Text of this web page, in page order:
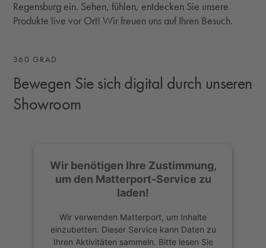
Regensburg ein. Sehen, fühlen, entdecken Sie unsere
Produkte live vor Ort! Wir freuen uns auf Ihren Besuch.
360 GRAD
Bewegen Sie sich digital durch unseren
Showroom
Wir benötigen Ihre Zustimmung,
um den Matterport-Service zu
laden!
Wir verwenden Matterport, um Inhalte
einzubetten. Dieser Service kann Daten zu
Ihren Aktivitäten sammeln. Bitte lesen Sie